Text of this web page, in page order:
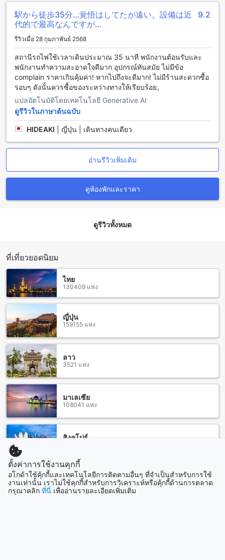
และห้างสรรพสินค้าหนองคาย ที่เป็นจุดสะสมของร้านค้าและร้าน
อาหารที่หลากหลาย นักท่องเที่ยวสามารถสัมผัสวิถีชีวิตของชาว
หนองคายได้อย่างใกล้ชิด
วิธีการเดินทางจากสนามบินใกล้เคียงไปยัง ฮ็อป อินน์ หนองคาย
(SHA Extra Plus)
หากคุณกำลังวางแผนทริปไปยัง ฮ็อป อินน์ หนองคาย (SHA Extra
Plus) ที่ตั้งอยู่ในตัวเมืองหนองคาย หนองคาย ไทย และกำลังสงสัย
ว่าจะเดินทางมายังที่นี่ได้อย่างไร นี่คือขั้นตอนที่คุณสามารถทำ
เพื่อเดินทางจากสนามบินใกล้เคียงไปยัง ฮ็อป อินน์ หนองคาย
(SHA Extra Plus) อย่างสะดวกสบาย
สนามบินหนองคาย (นนทบุรี) - ห่างจาก ฮ็อป อินน์ หนองคาย
(SHA Extra Plus) ประมาณ 12 กิโลเมตร คุณสามารถเดินทาง
ด้วยรถแท็กซี่หรือรถเมล์ที่จัดให้จากสนามบินไปยังที่พักได้อย่าง
สนามบินอุดรธานี - ห่างจาก ฮ็อป อินน์ หนองคาย (SHA Extra
รถบัสที่จัดให้จากสนามบินไปยังที่พักได้อย่างสะดวกสบาย
ไม่ว่าคุณจะมาจากสนามบินใด คุณสามารถเดินทางมายัง ฮ็อป
ท่องเที่ยวที่น่าสนใจในเมืองหนองคาย บริเวณใกล้เคียงมีสะพาน
มิตรภาพไทย-ลาว ที่เป็นสัญลักษณ์ของเมืองหนองคายที่ควรไปชม
และถ่ายรูปกัน นอกจากนี้ยังมีสวนศาลาแก้วกู่ที่เป็นสวนสาธารณะ
ที่มีบรรยากาศสบายๆ และเหมาะแก่การพักผ่อน นอกจากนี้ยังมีที่
จอดรถหลายชั้นใกล้ๆ ฮ็อป อินน์ หนองคาย (SHA Extra Plus)
ทำให้ผู้เข้าพักสะดวกสบายในการเดินทางและเข้าพัก
สถานีรถไฟและสถานีขนส่งใกล้เคียง ฮ็อป อินน์ หนองคาย
ในการเดินทางมาถึงฮ็อป อินน์ หนองคาย (SHA Extra Plus) ท่าน
สามารถใช้สถานีรถไฟหนองคายหรือสถานีขนส่งหนองคายเป็นจุด
เริ่มต้นได้อย่างสะดวกสบาย สถานีรถไฟหนองคายเป็นสถานีที่
สำคัญในการเดินทางสู่และจากหนองคาย มีการเดินรถไฟที่ประจำ
วันจากสถานีนี้ไปยังประเทศลาวและจังหวัดอื่นๆ ในภาคตะวันออก
เฉียงเหนือ ส่วนสถานีขนส่งหนองคายเป็นสถานีที่ให้บริการรถ
โดยสารประจำทาง มีรถประจำทางที่เชื่อมต่อกับจังหวัดใกล้เคียง
และต่างจังหวัดอื่นๆ ทำให้คุณสามารถเดินทางไปยังฮ็อป อินน์
หนองคายได้อย่างสะดวกสบายและง่ายดาย
ร้านอาหารที่อยู่ใกล้ ฮ็อป อินน์ หนองคาย (SHA Extra Plus)
ฮ็อป อินน์ หนองคาย (SHA Extra Plus) ตั้งอยู่ใกล้กับหลายร้าน
อาหารที่หลากหลายรสชาติ และสามารถเดินทางไปถึงได้ง่าย ร้าน
駅から徒歩35分…覚悟はしてたが遠い。設備は近
代的で最高なんですが…
9.2
รีวิวเมื่อ 28 กุมภาพันธ์ 2568
สถานีรถไฟใช้เวลาเดินประมาณ 35 นาที พนักงานต้อนรับและ
พนักงานทำความสะอาดใจดีมาก อุปกรณ์ทันสมัย ไม่มีข้อ
complain ราคาเกินคุ้มค่า! หากไปถึงจะดีมาก! ไม่มีร้านสะดวกซื้อ
รอบๆ ดังนั้นควรซื้อของระหว่างทางให้เรียบร้อย。
แปลอัตโนมัติโดยเทคโนโลยี Generative AI
ดูรีวิวในภาษาต้นฉบับ
HIDEAKI ญี่ปุ่น | เดินทางคนเดียว
อ่านรีวิวเพิ่มเติม
ดูห้องพักและราคา
ดูรีวิวทั้งหมด
ที่เที่ยวยอดนิยม
ไทย
130409 แห่ง
ญี่ปุ่น
159155 แห่ง
ลาว
3521 แห่ง
มาเลเซีย
108041 แห่ง
สิงคโปร์
แสดงเพิ่ม
ตั้งค่าการใช้งานคุกกี้
อโกด้าใช้คุ้กกี้และเทคโนโลยีการติดตามอื่นๆ ที่จำเป็นสำหรับการใช้
งานเท่านั้น เราไม่ใช้คุกกี้สำหรับการวิเคราะห์หรือคุ้กกี้ด้านการตลาด
กรุณาคลิก ที่นี่ เพื่ออ่านรายละเอียดเพิ่มเติม